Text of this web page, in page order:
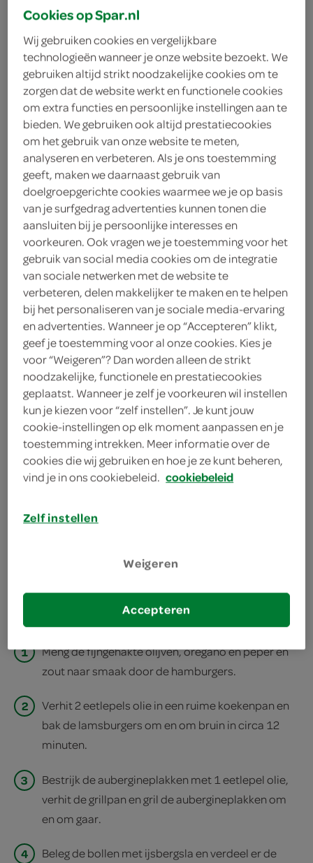
olijven-
fetaburger
ingrediënten
1 rode ui
12 blaadjes ijsbergsla
4 meergranenbollen
1 kleine aubergine
3 eetlepels olijfolie
2 theelepels gedroogde oregano
16 kalamata
4 lamsgehaktburgers
kies je winkel
bereiden
deel op facebook
print recept
1
Meng de fijngehakte olijven, oregano en peper en
zout naar smaak door de hamburgers.
2
Verhit 2 eetlepels olie in een ruime koekenpan en
bak de lamsburgers om en om bruin in circa 12
minuten.
3
Bestrijk de aubergineplakken met 1 eetlepel olie,
verhit de grillpan en gril de aubergineplakken om
en om gaar.
4 Beleg de bollen met ijsbergsla en verdeel er de
Cookies op Spar.nl
Wij gebruiken cookies en vergelijkbare
technologieën wanneer je onze website bezoekt. We
gebruiken altijd strikt noodzakelijke cookies om te
zorgen dat de website werkt en functionele cookies
om extra functies en persoonlijke instellingen aan te
bieden. We gebruiken ook altijd prestatiecookies
om het gebruik van onze website te meten,
analyseren en verbeteren. Als je ons toestemming
geeft, maken we daarnaast gebruik van
doelgroepgerichte cookies waarmee we je op basis
van je surfgedrag advertenties kunnen tonen die
aansluiten bij je persoonlijke interesses en
voorkeuren. Ook vragen we je toestemming voor het
gebruik van social media cookies om de integratie
van sociale netwerken met de website te
verbeteren, delen makkelijker te maken en te helpen
bij het personaliseren van je sociale media-ervaring
en advertenties. Wanneer je op “Accepteren” klikt,
geef je toestemming voor al onze cookies. Kies je
voor “Weigeren”? Dan worden alleen de strikt
noodzakelijke, functionele en prestatiecookies
geplaatst. Wanneer je zelf je voorkeuren wil instellen
kun je kiezen voor “zelf instellen”. Je kunt jouw
cookie-instellingen op elk moment aanpassen en je
toestemming intrekken. Meer informatie over de
cookies die wij gebruiken en hoe je ze kunt beheren,
vind je in ons cookiebeleid. cookiebeleid
Zelf instellen
Weigeren
Accepteren